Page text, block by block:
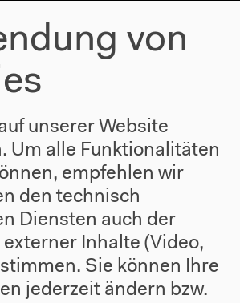
Soundcloud bereitgestellte externe Inhalte
laden?
Things with Sound
oder sowjetische
von
unserer Website
Um alle Funktionalitäten
empfehlen wir
den technisch
Diensten auch der
Inhalte (Video,
Sie können Ihre
jederzeit ändern bzw.